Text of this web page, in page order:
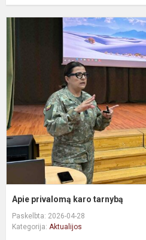
Apie privalomą karo tarnybą
Paskelbta: 2026-04-28
Kategorija: Aktualijos